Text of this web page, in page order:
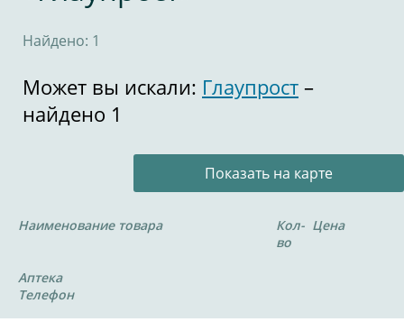
Найдено: 1
Может вы искали: Глаупрост –
найдено 1
Показать на карте
Наименование товара
Кол-
во
Цена
Аптека
Телефон